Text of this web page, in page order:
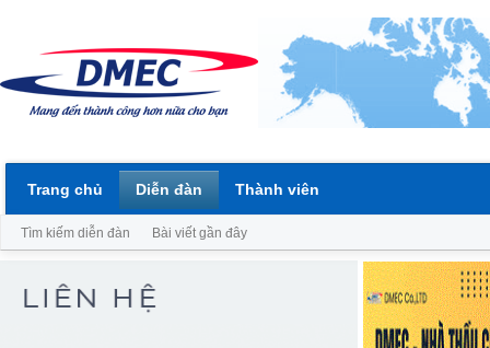
Trang chủ Diễn đàn
Tìm kiếm diễn đàn Bài viết gần đây
Thành viên